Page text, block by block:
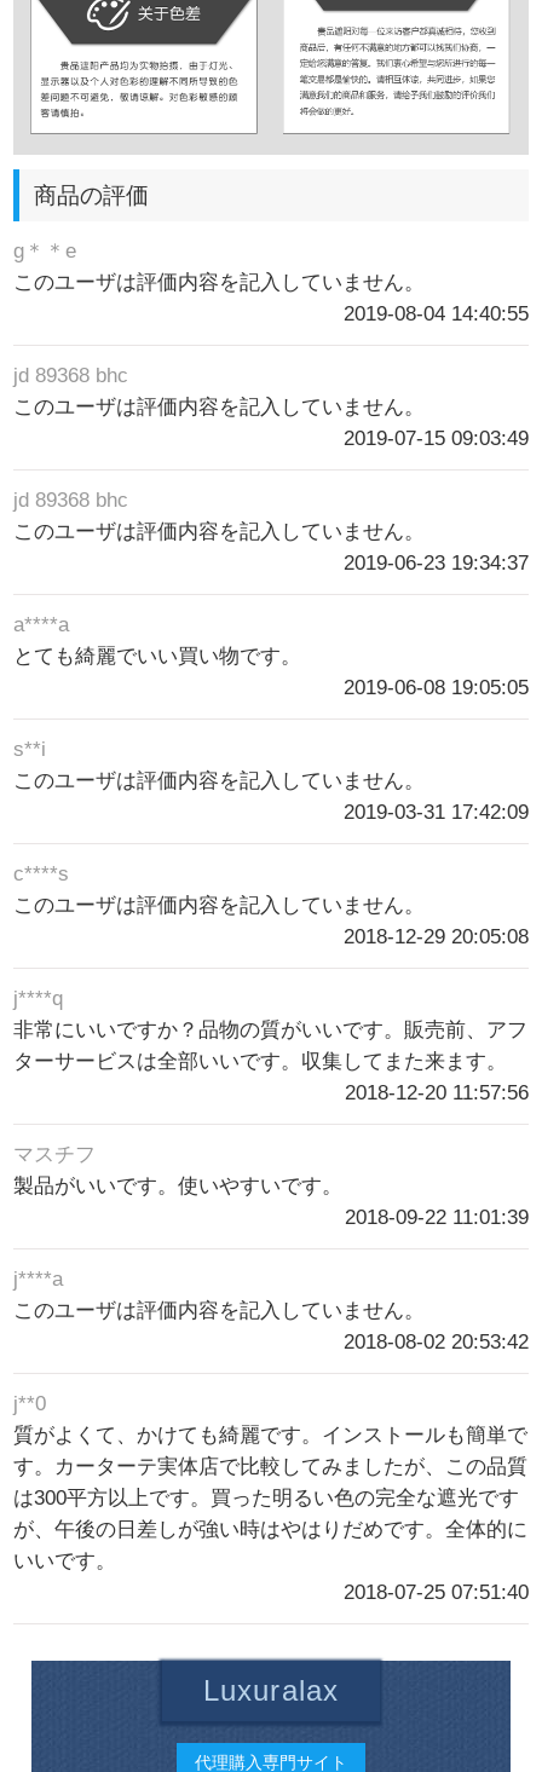
商品の評価
g＊＊e
このユーザは評価内容を記入していません。
2019-08-04 14:40:55
jd 89368 bhc
このユーザは評価内容を記入していません。
2019-07-15 09:03:49
jd 89368 bhc
このユーザは評価内容を記入していません。
2019-06-23 19:34:37
a****a
とても綺麗でいい買い物です。
2019-06-08 19:05:05
s**i
このユーザは評価内容を記入していません。
2019-03-31 17:42:09
c****s
このユーザは評価内容を記入していません。
2018-12-29 20:05:08
j****q
非常にいいですか？品物の質がいいです。販売前、アフ
ターサービスは全部いいです。収集してまた来ます。
2018-12-20 11:57:56
マスチフ
製品がいいです。使いやすいです。
2018-09-22 11:01:39
j****a
このユーザは評価内容を記入していません。
2018-08-02 20:53:42
j**0
質がよくて、かけても綺麗です。インストールも簡単で
す。カーターテ実体店で比較してみましたが、この品質
は300平方以上です。買った明るい色の完全な遮光です
が、午後の日差しが強い時はやはりだめです。全体的に
いいです。
2018-07-25 07:51:40
Luxuralax
代理購入専門サイト